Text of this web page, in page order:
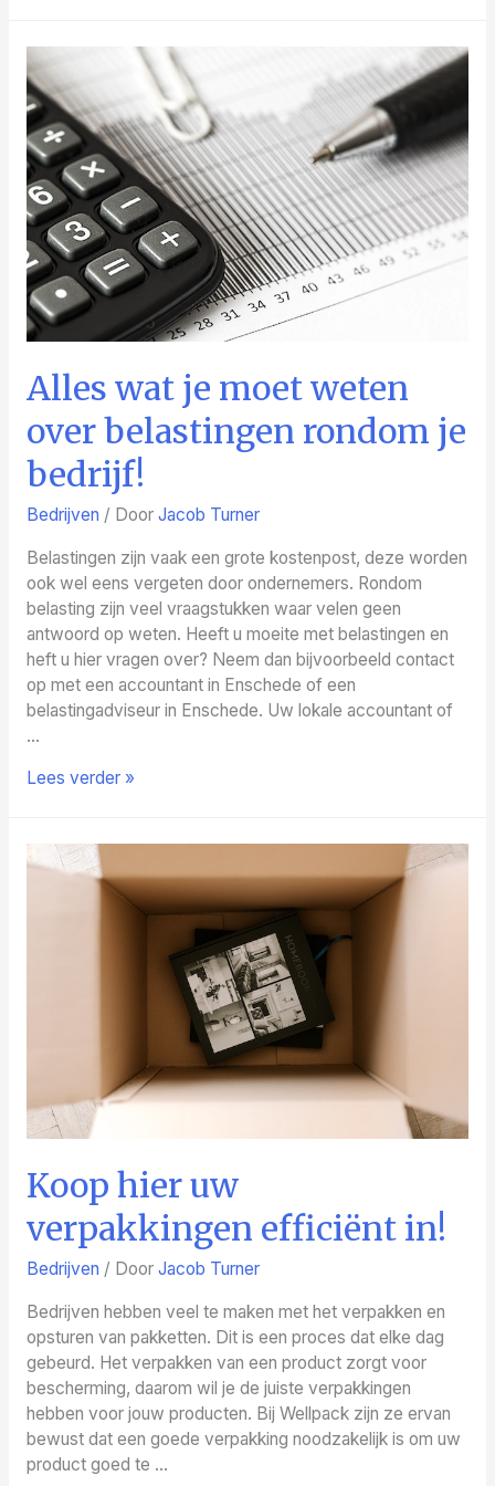
een
bedrijf
halen
begint
met
keuzes
maken
Alles wat je moet weten
over belastingen rondom je
bedrijf!
Bedrijven / Door Jacob Turner
Belastingen zijn vaak een grote kostenpost, deze worden
ook wel eens vergeten door ondernemers. Rondom
belasting zijn veel vraagstukken waar velen geen
antwoord op weten. Heeft u moeite met belastingen en
heft u hier vragen over? Neem dan bijvoorbeeld contact
op met een accountant in Enschede of een
belastingadviseur in Enschede. Uw lokale accountant of
…
Alles
moet
weten
Lees verder »
Koop hier uw
verpakkingen efficiënt in!
Bedrijven / Door Jacob Turner
Bedrijven hebben veel te maken met het verpakken en
opsturen van pakketten. Dit is een proces dat elke dag
gebeurd. Het verpakken van een product zorgt voor
bescherming, daarom wil je de juiste verpakkingen
hebben voor jouw producten. Bij Wellpack zijn ze ervan
bewust dat een goede verpakking noodzakelijk is om uw
product goed te …